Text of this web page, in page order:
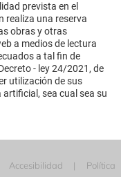
prevista en el
realiza una reserva
obras y otras
a medios de lectura
a tal fin de
- ley 24/2021, de
utilización de sus
sea cual sea su
Accesibilidad
Política